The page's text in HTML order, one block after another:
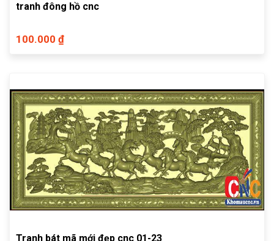
tranh đông hồ cnc
100.000 ₫
Tranh bát mã mới đẹp cnc 01-23